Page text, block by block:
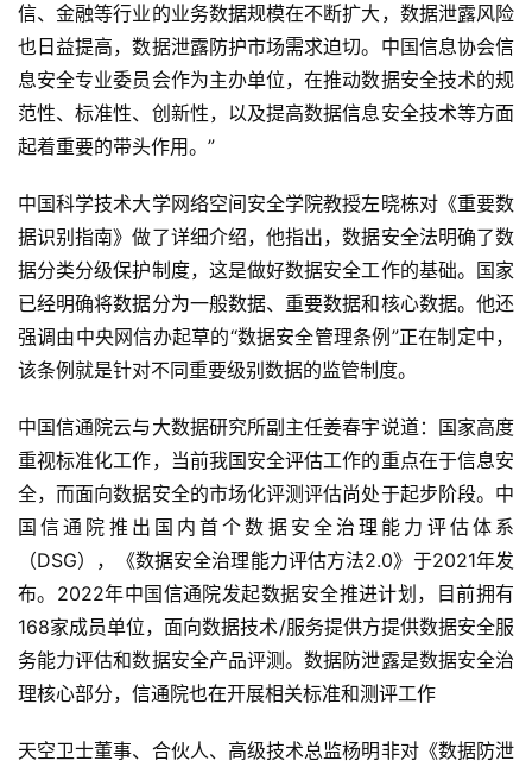
首
业
界
信、金融等行业的业务数据规模在不断扩大，数据泄露风险
也日益提高，数据泄露防护市场需求迫切。中国信息协会信
息安全专业委员会作为主办单位，在推动数据安全技术的规
范性、标准性、创新性，以及提高数据信息安全技术等方面
起着重要的带头作用。”
中国科学技术大学网络空间安全学院教授左晓栋对《重要数
据识别指南》做了详细介绍，他指出，数据安全法明确了数
据分类分级保护制度，这是做好数据安全工作的基础。国家
已经明确将数据分为一般数据、重要数据和核心数据。他还
强调由中央网信办起草的“数据安全管理条例”正在制定中，
该条例就是针对不同重要级别数据的监管制度。
中国信通院云与大数据研究所副主任姜春宇说道：国家高度
重视标准化工作，当前我国安全评估工作的重点在于信息安
全，而面向数据安全的市场化评测评估尚处于起步阶段。中
国信通院推出国内首个数据安全治理能力评估体系
（DSG），《数据安全治理能力评估方法2.0》于2021年发
布。2022年中国信通院发起数据安全推进计划，目前拥有
168家成员单位，面向数据技术/服务提供方提供数据安全服
务能力评估和数据安全产品评测。数据防泄露是数据安全治
理核心部分，信通院也在开展相关标准和测评工作
天空卫士董事、合伙人、高级技术总监杨明非对《数据防泄